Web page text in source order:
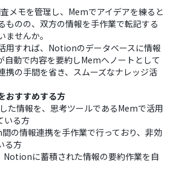
メモを管理し、Memでアイデアを練ると
ものの、双方の情報を手作業で転記する
ませんか。
用すれば、Notionのデータベースに情報
自動で内容を要約しMemへノートとして
携の手間を省き、スムーズなナレッジ活
おすすめする方
た情報を、思考ツールであるMemで活用
いる方
の情報連携を手作業で行っており、非効
る方
Notionに蓄積された情報の要約作業を自